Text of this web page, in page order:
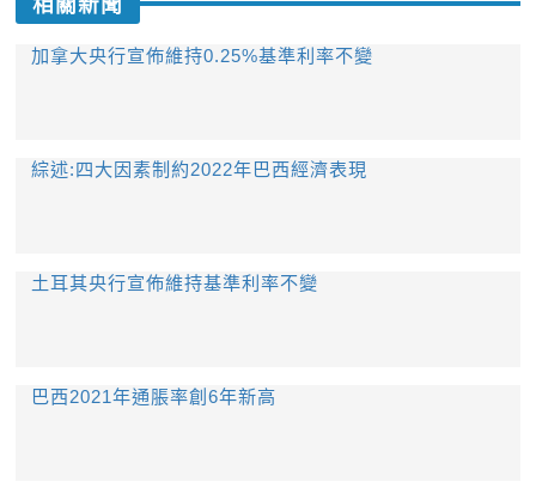
相關新聞
加拿大央行宣佈維持0.25%基準利率不變
綜述:四大因素制約2022年巴西經濟表現
土耳其央行宣佈維持基準利率不變
巴西2021年通脹率創6年新高